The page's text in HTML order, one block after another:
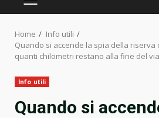
PRIMARY
Home
Info utili
Quando si accende la spia della riserva
quanti chilometri restano alla fine del
Info utili
Quando si